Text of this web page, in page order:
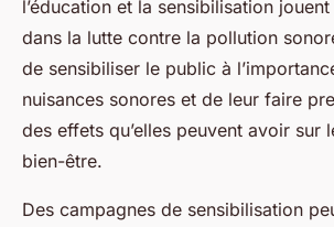
l’éducation et la sensibilisation
dans la lutte contre la pollution
de sensibiliser le public à
nuisances sonores et de leur faire
des effets qu’elles peuvent avoir sur
bien-être.
Des campagnes de sensibilisation